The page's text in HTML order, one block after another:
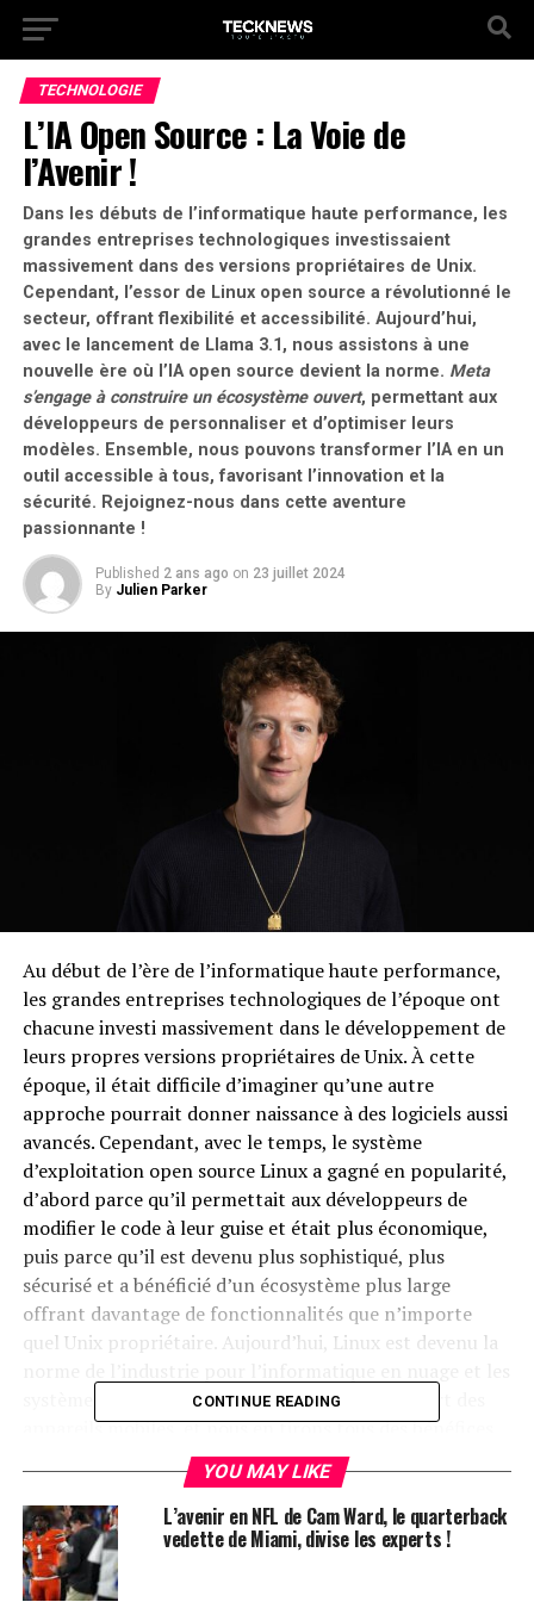
TECHNOLOGIE
L’IA Open Source : La Voie de
l’Avenir !
Dans les débuts de l’informatique haute performance, les
grandes entreprises technologiques investissaient
massivement dans des versions propriétaires de Unix.
Cependant, l’essor de Linux open source a révolutionné le
secteur, offrant flexibilité et accessibilité. Aujourd’hui,
avec le lancement de Llama 3.1, nous assistons à une
nouvelle ère où l’IA open source devient la norme. Meta
s’engage à construire un écosystème ouvert, permettant aux
développeurs de personnaliser et d’optimiser leurs
modèles. Ensemble, nous pouvons transformer l’IA en un
outil accessible à tous, favorisant l’innovation et la
sécurité. Rejoignez-nous dans cette aventure
passionnante !
Published 2 ans ago on 23 juillet 2024
By Julien Parker
Au début de l’ère de l’informatique haute performance,
les grandes entreprises technologiques de l’époque ont
chacune investi massivement dans le développement de
leurs propres versions propriétaires de Unix. À cette
époque, il était difficile d’imaginer qu’une autre
approche pourrait donner naissance à des logiciels aussi
avancés. Cependant, avec le temps, le système
d’exploitation open source Linux a gagné en popularité,
d’abord parce qu’il permettait aux développeurs de
modifier le code à leur guise et était plus économique,
puis parce qu’il est devenu plus sophistiqué, plus
sécurisé et a bénéficié d’un écosystème plus large
offrant davantage de fonctionnalités que n’importe
quel Unix propriétaire. Aujourd’hui, Linux est devenu la
systèmes d’exploitation qui alimentent la plupart des
appareils mobiles, et nous en tirons tous des bénéfices
grâce à des produits de qualité supérieure.
Je suis convaincu que l’intelligence artificielle (IA)
évoluera de manière similaire. Actuellement, plusieurs
entreprises technologiques développent des modèles
propriétaires de pointe. Cependant, l’open source
CONTINUE READING
YOU MAY LIKE
L’avenir en NFL de Cam Ward, le quarterback
vedette de Miami, divise les experts !